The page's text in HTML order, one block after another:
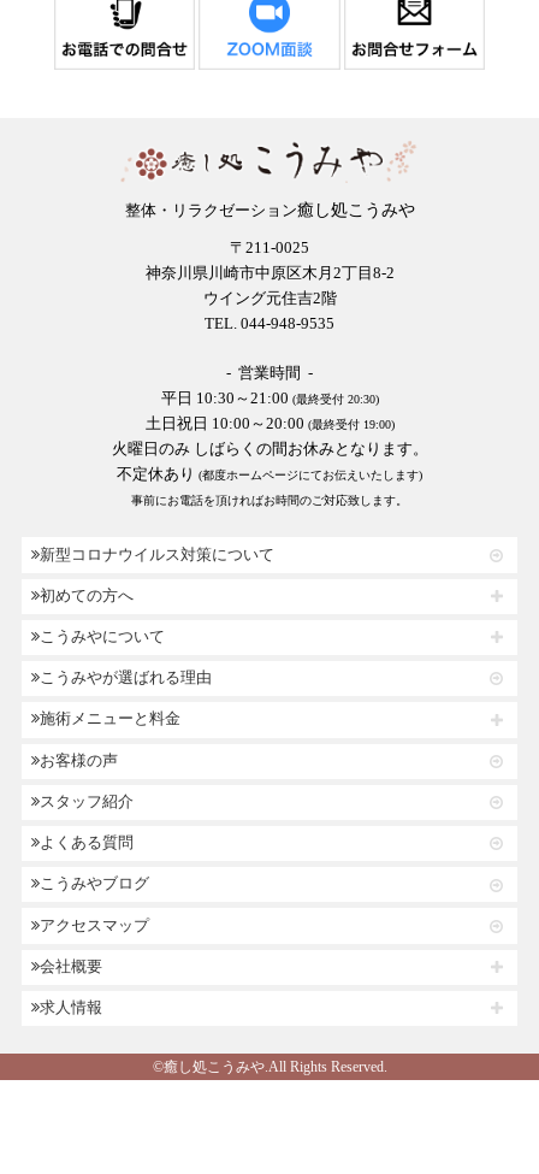
整体・リラクゼーション癒し処こうみや
〒211-0025
神奈川県川崎市中原区木月2丁目8-2
ウイング元住吉2階
TEL. 044-948-9535
- 営業時間 -
平日 10:30～21:00 (最終受付 20:30)
土日祝日 10:00～20:00 (最終受付 19:00)
火曜日のみ しばらくの間お休みとなります。
不定休あり (都度ホームページにてお伝えいたします)
事前にお電話を頂ければお時間のご対応致します。
新型コロナウイルス対策について
初めての方へ
こうみやについて
こうみやが選ばれる理由
施術メニューと料金
お客様の声
スタッフ紹介
よくある質問
こうみやブログ
アクセスマップ
会社概要
求人情報
©癒し処こうみや.All Rights Reserved.